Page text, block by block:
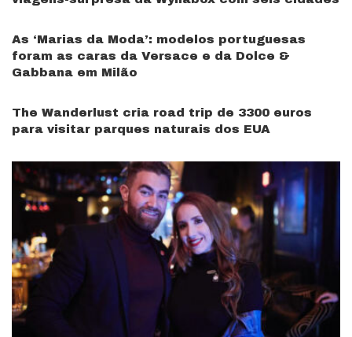
As ‘Marias da Moda’: modelos portuguesas
foram as caras da Versace e da Dolce &
Gabbana em Milão
The Wanderlust cria road trip de 3300 euros
para visitar parques naturais dos EUA